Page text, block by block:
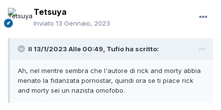
Tetsuya
Inviato 13 Gennaio, 2023
Il 13/1/2023 Alle 00:49, Tufio ha scritto:
Ah, nel mentre sembra che l'autore di rick and morty abbia
menato la fidanzata pornostar, quindi ora se ti piace rick
and morty sei un nazista omofobo.